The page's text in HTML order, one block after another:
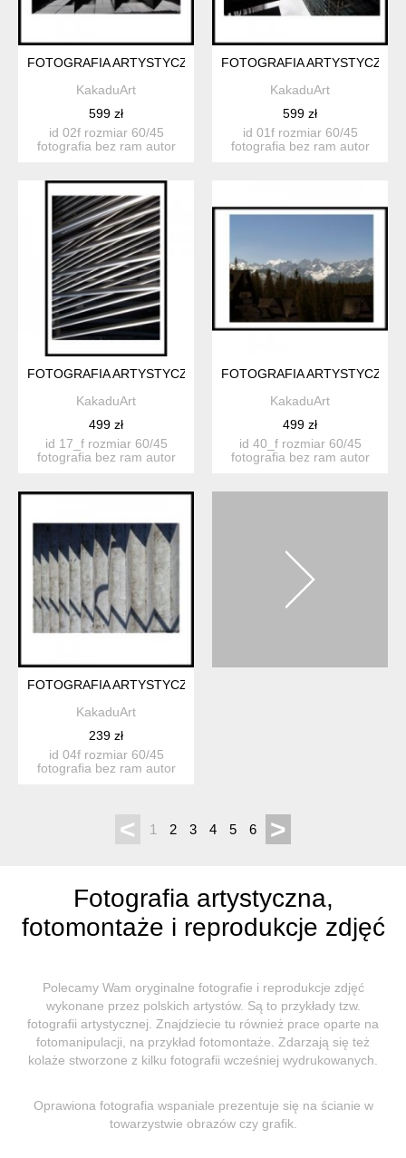
FOTOGRAFIA ARTYSTYCZNA 02F
KakaduArt
599 zł
id 02f rozmiar 60/45
fotografia bez ram autor
FOTOGRAFIA ARTYSTYCZNA
KakaduArt
599 zł
id 01f rozmiar 60/45
fotografia bez ram autor
FOTOGRAFIA ARTYSTYCZNA 17F
KakaduArt
499 zł
id 17_f rozmiar 60/45
fotografia bez ram autor
FOTOGRAFIA ARTYSTYCZNA
KakaduArt
499 zł
id 40_f rozmiar 60/45
fotografia bez ram autor
FOTOGRAFIA ARTYSTYCZNA 04F
KakaduArt
239 zł
id 04f rozmiar 60/45
fotografia bez ram autor
< 1 2 3 4 5 6 >
Fotografia artystyczna,
fotomontaże i reprodukcje zdjęć
Polecamy Wam oryginalne fotografie i reprodukcje zdjęć
wykonane przez polskich artystów. Są to przykłady tzw.
fotografii artystycznej. Znajdziecie tu również prace oparte na
fotomanipulacji, na przykład fotomontaże. Zdarzają się też
kolaże stworzone z kilku fotografii wcześniej wydrukowanych.
Oprawiona fotografia wspaniale prezentuje się na ścianie w
towarzystwie obrazów czy grafik.